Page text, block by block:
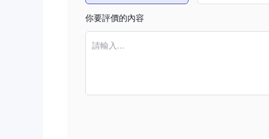
你要評價的內容
請輸入...